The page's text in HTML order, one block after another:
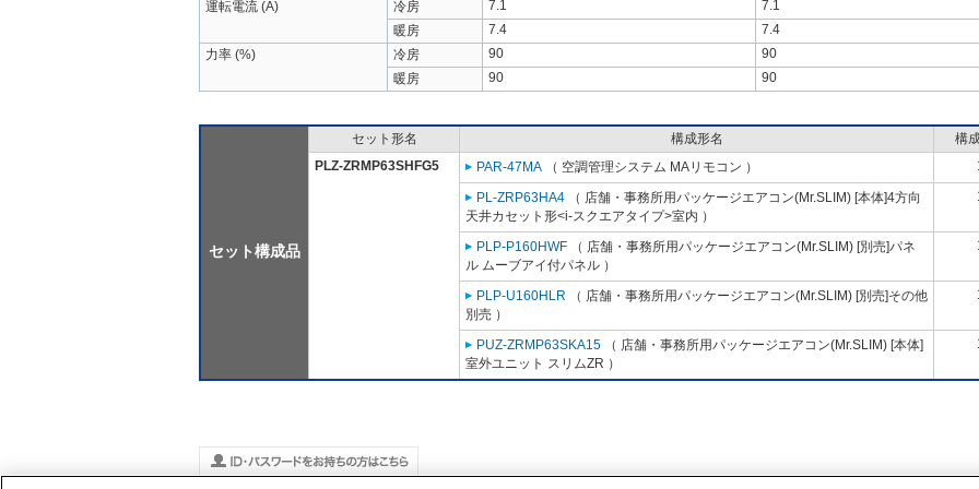
運転電流 (A)
冷房 7.1
7.1
暖房
7.4
7.4
力率 (%)
冷房 90
90
暖房
90 90
セット構成品
セット形名 構成形名
構
PLZ-ZRMP63SHFG5
PAR-47MA （ 空調管理システム MAリモコン ）
PL-ZRP63HA4 （ 店舗・事務所用パッケージエアコン(Mr.SLIM) [本体]4方向
天井カセット形<i-スクエアタイプ>室内 ）
PLP-P160HWF （ 店舗・事務所用パッケージエアコン(Mr.SLIM) [別売]パネ
ル ムーブアイ付パネル ）
PLP-U160HLR （ 店舗・事務所用パッケージエアコン(Mr.SLIM) [別売]その他
別売 ）
PUZ-ZRMP63SKA15 （ 店舗・事務所用パッケージエアコン(Mr.SLIM) [本体]
室外ユニット スリムZR ）